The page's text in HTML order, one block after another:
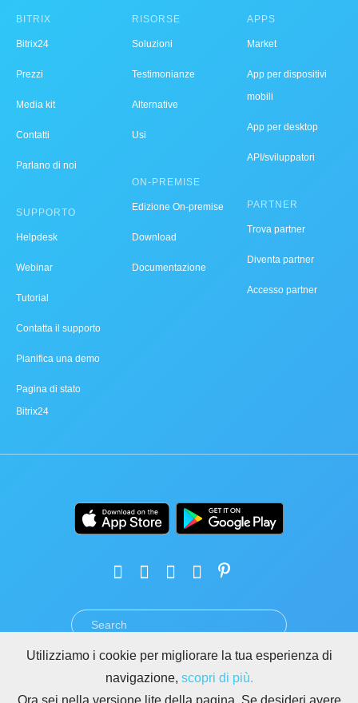
BITRIX
Bitrix24
Prezzi
Media kit
Contatti
Parlano di noi
SUPPORTO
Helpdesk
Webinar
Tutorial
Contatta il supporto
Pianifica una demo
Pagina di stato
Bitrix24
RISORSE
Soluzioni
Testimonianze
Alternative
Usi
ON-PREMISE
Edizione On-premise
Download
Documentazione
APPS
Market
App per dispositivi
mobili
App per desktop
API/sviluppatori
PARTNER
Trova partner
Diventa partner
Accesso partner
PRIVACY GDPR
ABUSO
REGOLE PER I SITI DI BITRIX24
Utilizziamo i cookie per migliorare la tua esperienza di
navigazione, scopri di più.
Ora sei nella versione lite della pagina. Se desideri avere